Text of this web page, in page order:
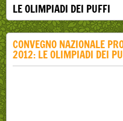
LE OLIMPIADI DEI PUFFI
CONVEGNO NAZIONALE
2012: LE OLIMPIADI DEI